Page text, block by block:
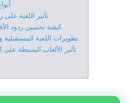
تأثير اللعبة على
كيفية تحسين ردود
تطويرات اللعبة المستقبلية
تأثير الألعاب البسيطة